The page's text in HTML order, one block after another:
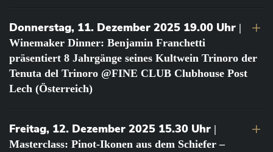
Donnerstag, 11. Dezember 2025 19.00 Uhr |
Winemaker Dinner: Benjamin Franchetti
präsentiert 8 Jahrgänge seines Kultwein Trinoro der
Tenuta del Trinoro @FINE CLUB Clubhouse Post
Lech (Österreich)
Freitag, 12. Dezember 2025 15.30 Uhr |
Masterclass: Pinot-Ikonen aus dem Schiefer –